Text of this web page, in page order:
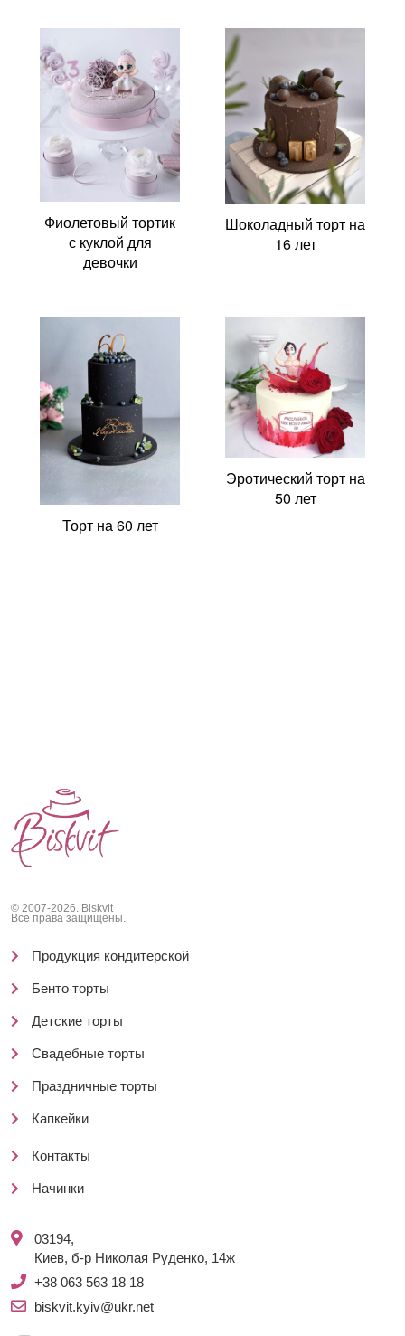
Фиолетовый тортик
с куклой для
девочки
Шоколадный торт на
16 лет
Торт на 60 лет
Эротический торт на
50 лет
© 2007-2026. Biskvit
Все права защищены.
Продукция кондитерской
Бенто торты
Детские торты
Свадебные торты
Праздничные торты
Капкейки
Контакты
Начинки
03194,
Киев, б-р Николая Руденко, 14ж
+38 063 563 18 18
biskvit.kyiv@ukr.net